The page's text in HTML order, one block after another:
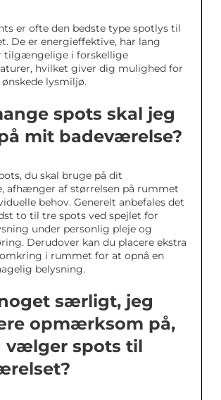
er ofte den bedste type spotlys til
De er energieffektive, har lang
tilgængelige i forskellige
hvilket giver dig mulighed for
lysmiljø.
spots skal jeg
mit badeværelse?
du skal bruge på dit
afhænger af størrelsen på rummet
behov. Generelt anbefales det
to til tre spots ved spejlet for
under personlig pleje og
Derudover kan du placere ekstra
i rummet for at opnå en
belysning.
særligt, jeg
opmærksom på,
vælger spots til